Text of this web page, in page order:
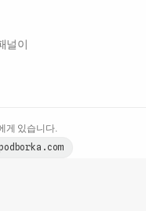
널이
게 있습니다.